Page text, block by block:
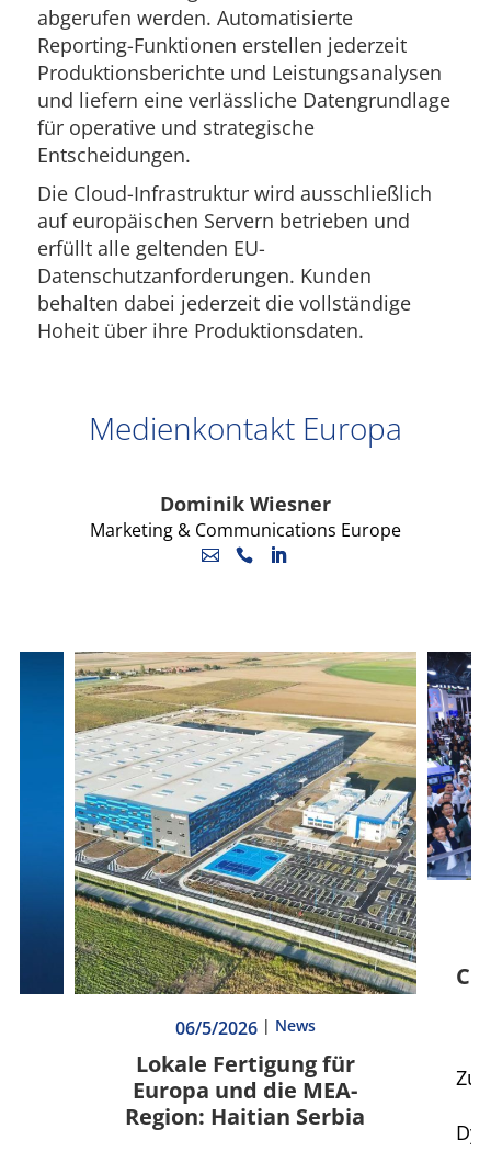
abgerufen werden. Automatisierte
Reporting-Funktionen erstellen jederzeit
Produktionsberichte und Leistungsanalysen
und liefern eine verlässliche Datengrundlage
für operative und strategische
Entscheidungen.
Die Cloud-Infrastruktur wird ausschließlich
auf europäischen Servern betrieben und
erfüllt alle geltenden EU-
Datenschutzanforderungen. Kunden
behalten dabei jederzeit die vollständige
Hoheit über ihre Produktionsdaten.
Medienkontakt Europa
Dominik Wiesner
Marketing & Communications Europe
06/5/2026| News
Lokale Fertigung für
Europa und die MEA-
Region: Haitian Serbia